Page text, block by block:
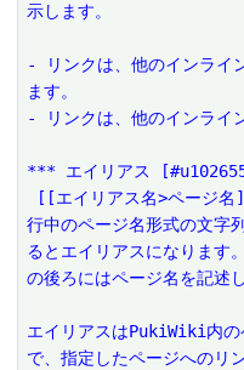
示します。
- リンクは、他のインライ
ます。
- リンクは、他のインライ
*** エイリアス
[[エイリアス名>ページ名
行中のページ名形式の文字
るとエイリアスになります
の後ろにはページ名を記述
エイリアスはPukiWiki内の
で、指定したページへのリ